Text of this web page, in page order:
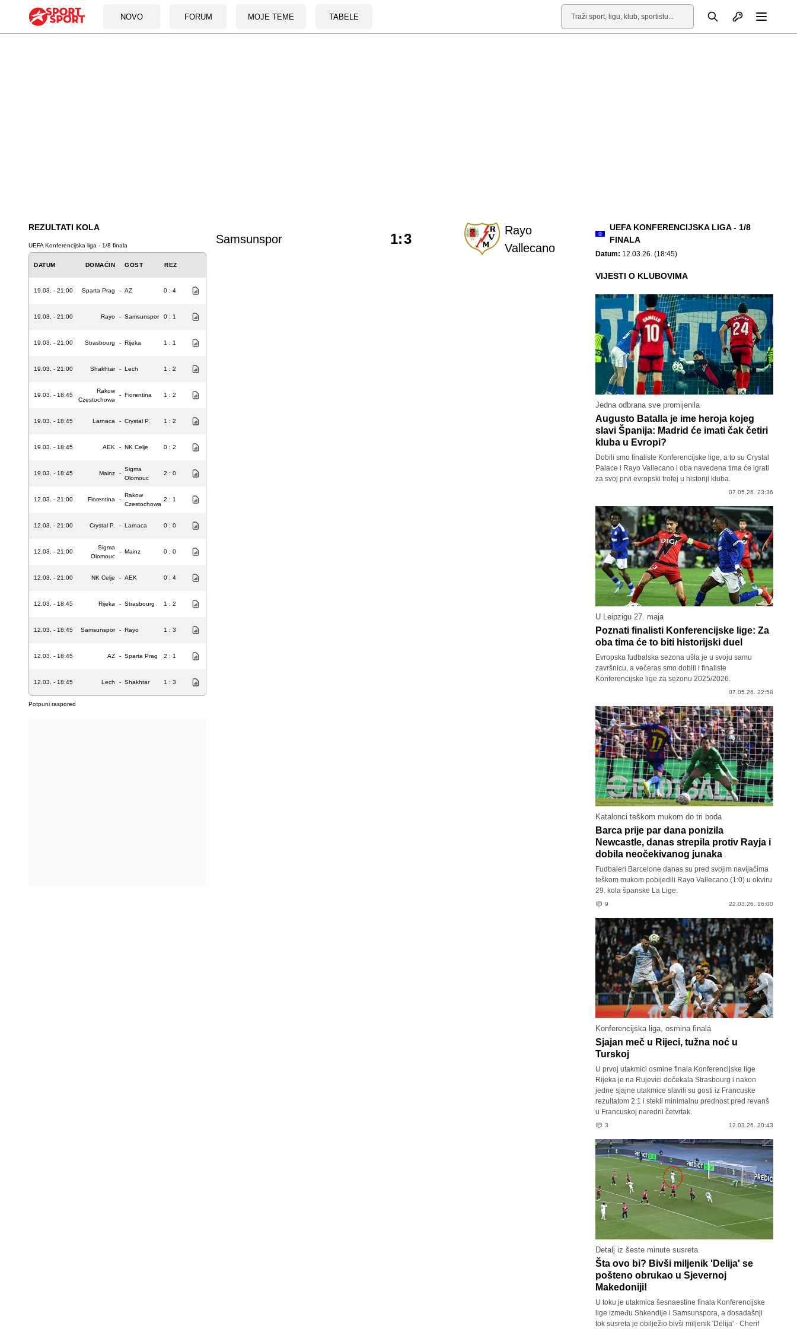
NOVO FORUM MOJE TEME TABELE
Pretraga Otvori profil
REZULTATI KOLA
UEFA Konferencijska liga - 1/8 finala
DATUM DOMAĆIN GOST REZ
19.03. - 21:00 Sparta Prag - AZ 0 : 4
19.03. - 21:00 Rayo - Samsunspor 0 : 1
19.03. - 21:00 Strasbourg - Rijeka 1 : 1
19.03. - 21:00 Shakhtar - Lech 1 : 2
19.03. - 18:45
Rakow
Czestochowa
- Fiorentina 1 : 2
19.03. - 18:45 Larnaca - Crystal P. 1 : 2
19.03. - 18:45 AEK - NK Celje 0 : 2
19.03. - 18:45 Mainz -
Sigma
Olomouc
2 : 0
12.03. - 21:00 Fiorentina -
Rakow
Czestochowa
2 : 1
12.03. - 21:00 Crystal P. - Larnaca 0 : 0
12.03. - 21:00
Sigma
Olomouc
- Mainz 0 : 0
12.03. - 21:00 NK Celje - AEK 0 : 4
12.03. - 18:45 Rijeka - Strasbourg 1 : 2
12.03. - 18:45 Samsunspor - Rayo 1 : 3
12.03. - 18:45 AZ - Sparta Prag 2 : 1
12.03. - 18:45 Lech - Shakhtar 1 : 3
Potpuni raspored
Samsunspor
Rayo
Vallecano
1:3
UEFA KONFERENCIJSKA LIGA - 1/8
FINALA
Datum: 12.03.26. (18:45)
VIJESTI O KLUBOVIMA
Jedna odbrana sve promijenila
Augusto Batalla je ime heroja kojeg
slavi Španija: Madrid će imati čak četiri
kluba u Evropi?
Dobili smo finaliste Konferencijske lige, a to su Crystal
Palace i Rayo Vallecano i oba navedena tima će igrati
za svoj prvi evropski trofej u historiji kluba.
07.05.26. 23:36
U Leipzigu 27. maja
Poznati finalisti Konferencijske lige: Za
oba tima će to biti historijski duel
Evropska fudbalska sezona ušla je u svoju samu
završnicu, a večeras smo dobili i finaliste
Konferencijske lige za sezonu 2025/2026.
07.05.26. 22:58
Katalonci teškom mukom do tri boda
Barca prije par dana ponizila
Newcastle, danas strepila protiv Rayja i
dobila neočekivanog junaka
Fudbaleri Barcelone danas su pred svojim navijačima
teškom mukom pobijedili Rayo Vallecano (1:0) u okviru
29. kola španske La Lige.
9 22.03.26. 16:00
Konferencijska liga, osmina finala
Sjajan meč u Rijeci, tužna noć u
Turskoj
U prvoj utakmici osmine finala Konferencijske lige
Rijeka je na Rujevici dočekala Strasbourg i nakon
jedne sjajne utakmice slavili su gosti iz Francuske
rezultatom 2:1 i stekli minimalnu prednost pred revanš
u Francuskoj naredni četvrtak.
3 12.03.26. 20:43
Detalj iz šeste minute susreta
Šta ovo bi? Bivši miljenik 'Delija' se
pošteno obrukao u Sjevernoj
Makedoniji!
U toku je utakmica šesnaestine finala Konferencijske
lige između Shkendije i Samsunspora, a dosadašnji
tok susreta je obilježio bivši miljenik 'Delija' - Cherif